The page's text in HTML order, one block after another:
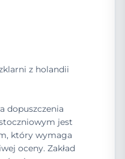
z holandii
dopuszczenia
jest
który wymaga
oceny. Zakład